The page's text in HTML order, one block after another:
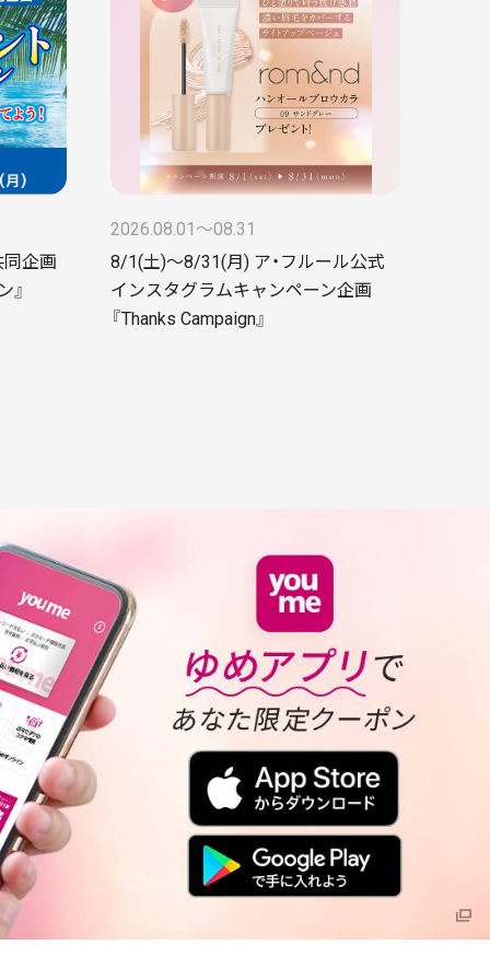
同企画
』
2026.08.01〜08.31
8/1(土)～8/31(月) ア・フルール公式
インスタグラムキャンペーン企画
『Thanks Campaign』